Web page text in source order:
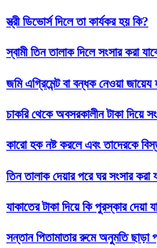
স্ত্রী ডিভোর্স দিলে তা কার্যকর হয় কি?
স্বামী তিন তালাক দিলে সংসার করা
জমি এগ্রিমেন্ট বা বন্ধক নেওয়া জায়েয
চাকরি থেকে অবসরকালীন টাকা দিয়ে
কারো হক নষ্ট করলে এবং তাদেরকে
তিন তালাক দেয়ার পরে ঘর সংসার করা
যাকাতের টাকা দিয়ে কি পুরস্কার দেয়া
সন্তান পিতামাতার রুমে অনুমতি ছাড়া